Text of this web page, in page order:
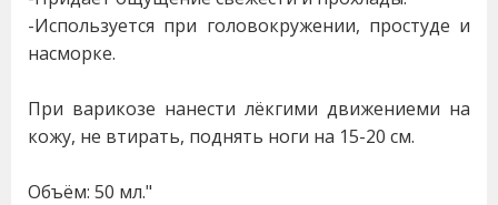
-Используется при головокружении, простуде и
насморке.
При варикозе нанести лёкгими движениеми на
кожу, не втирать, поднять ноги на 15-20 см.
Объём: 50 мл."